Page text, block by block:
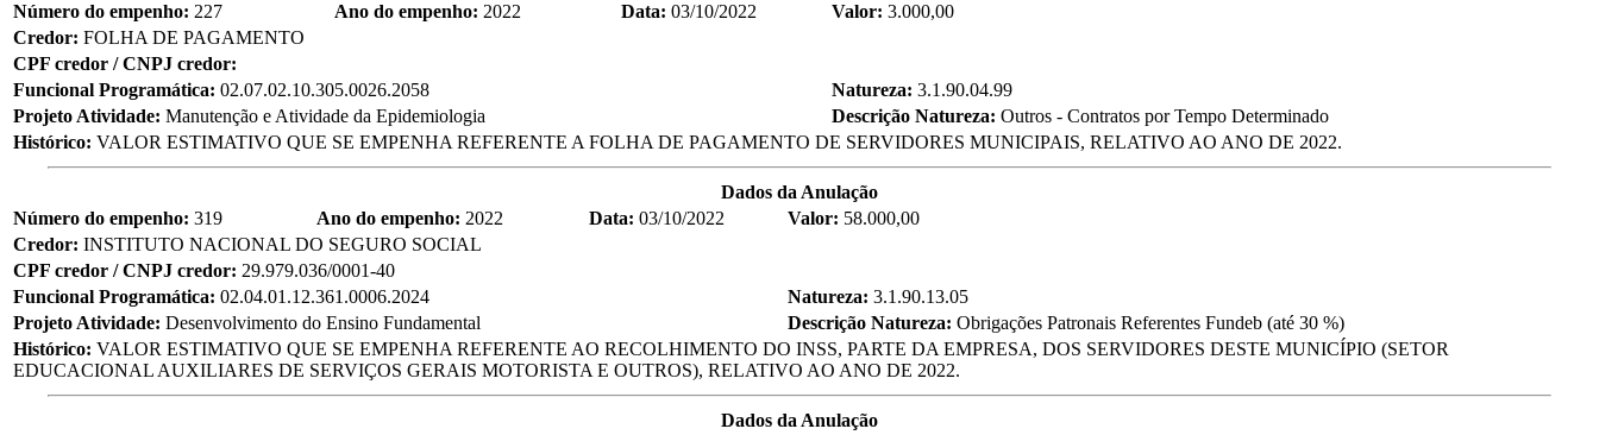
Número do empenho: 227 Ano do empenho: 2022 Data: 03/10/2022 Valor: 3.000,00
Credor: FOLHA DE PAGAMENTO
CPF credor / CNPJ credor:
Funcional Programática: 02.07.02.10.305.0026.2058 Natureza: 3.1.90.04.99
Projeto Atividade: Manutenção e Atividade da Epidemiologia Descrição Natureza: Outros - Contratos por Tempo Determinado
Histórico: VALOR ESTIMATIVO QUE SE EMPENHA REFERENTE A FOLHA DE PAGAMENTO DE SERVIDORES MUNICIPAIS, RELATIVO AO ANO DE 2022.
Dados da Anulação
Número do empenho: 319 Ano do empenho: 2022 Data: 03/10/2022 Valor: 58.000,00
Credor: INSTITUTO NACIONAL DO SEGURO SOCIAL
CPF credor / CNPJ credor: 29.979.036/0001-40
Funcional Programática: 02.04.01.12.361.0006.2024 Natureza: 3.1.90.13.05
Projeto Atividade: Desenvolvimento do Ensino Fundamental Descrição Natureza: Obrigações Patronais Referentes Fundeb (até 30 %)
Histórico: VALOR ESTIMATIVO QUE SE EMPENHA REFERENTE AO RECOLHIMENTO DO INSS, PARTE DA EMPRESA, DOS SERVIDORES DESTE MUNICÍPIO (SETOR
EDUCACIONAL AUXILIARES DE SERVIÇOS GERAIS MOTORISTA E OUTROS), RELATIVO AO ANO DE 2022.
Dados da Anulação